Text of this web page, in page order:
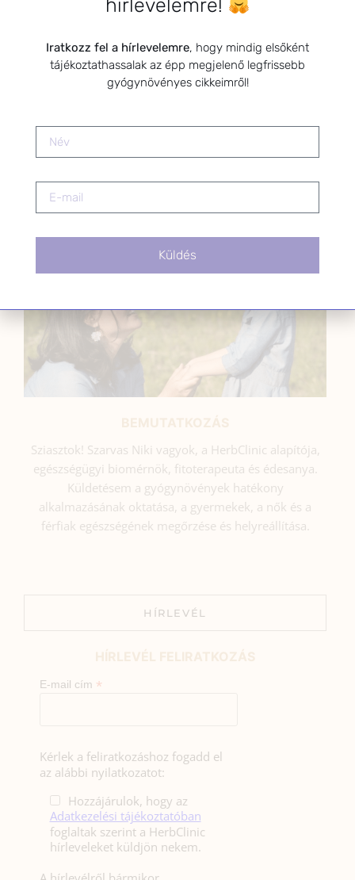
egyik leggyakoribb tünete
A HerbClinic története
2024.02.14.
SZARVAS NIKI
Sziasztok! Szarvas Niki vagyok, a HerbClinic alapítója,
egészségügyi biomérnök, fitoterapeuta és édesanya.
Küldetésem a gyógynövények hatékony
alkalmazásának oktatása, a gyermekek, a nők és a
férfiak egészségének megőrzése és helyreállítása.
HÍRLEVÉL
E-mail cím *
Kérlek a feliratkozáshoz fogadd el
az alábbi nyilatkozatot:
Hozzájárulok, hogy az
Adatkezelési tájékoztatóban
foglaltak szerint a HerbClinic
hírleveleket küldjön nekem.
hírlevelemre!
Iratkozz fel a hírlevelemre, hogy mindig elsőként
tájékoztathassalak az épp megjelenő legfrissebb
gyógynövényes cikkeimről!
Küldés